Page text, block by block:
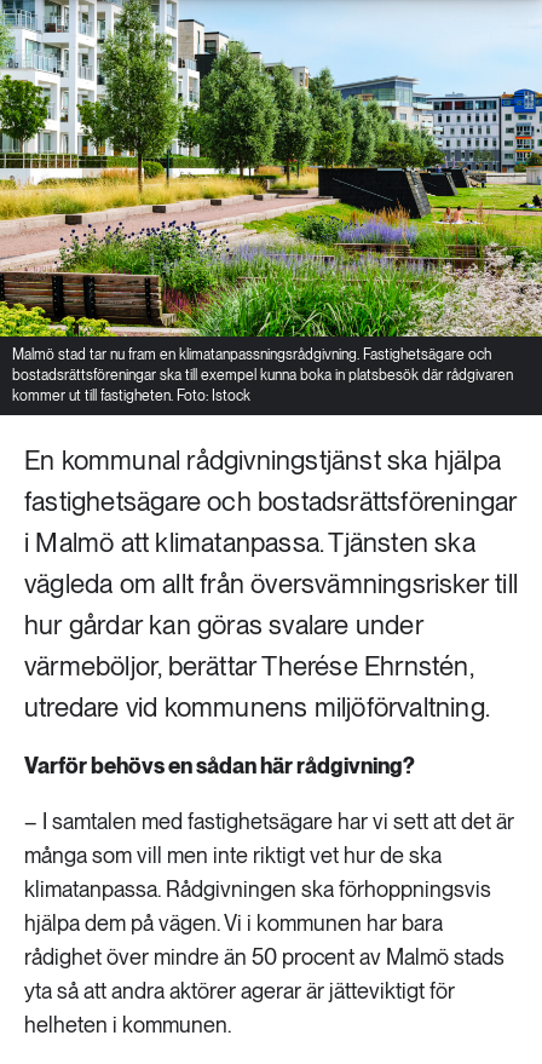
Malmö stad tar nu fram en klimatanpassningsrådgivning. Fastighetsägare och
bostadsrättsföreningar ska till exempel kunna boka in platsbesök där rådgivaren
kommer ut till fastigheten. Foto: Istock
En kommunal rådgivningstjänst ska hjälpa
fastighetsägare och bostadsrättsföreningar
i Malmö att klimatanpassa. Tjänsten ska
vägleda om allt från översvämningsrisker till
hur gårdar kan göras svalare under
värmeböljor, berättar Therése Ehrnstén,
utredare vid kommunens miljöförvaltning.
Varför behövs en sådan här rådgivning?
– I samtalen med fastighetsägare har vi sett att det är
många som vill men inte riktigt vet hur de ska
klimatanpassa. Rådgivningen ska förhoppningsvis
hjälpa dem på vägen. Vi i kommunen har bara
rådighet över mindre än 50 procent av Malmö stads
yta så att andra aktörer agerar är jätteviktigt för
helheten i kommunen.